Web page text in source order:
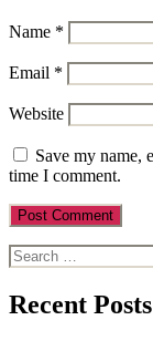
Name *
Email *
Website
Save my name,
time I comment.
Search
for:
Recent Posts